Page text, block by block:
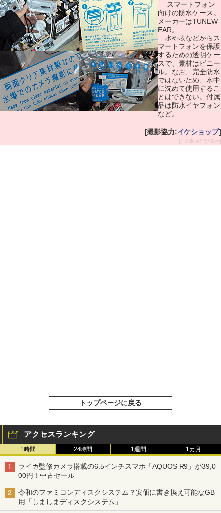
スマートフォン
向けの防水ケース。
メーカーはTUNEW
EAR。
水や埃などからス
マートフォンを保護
するための透明ケー
スで、素材はビニー
ル。なお、完全防水
ではないため、水中
に沈めて使用するこ
とはできない。付属
品は防水イヤフォン
など。
[撮影協力:イケショップ]
[この製品だけ表示]
トップページに戻る
アクセスランキング
1時間 24時間 1週間 1カ月
ライカ監修カメラ搭載の6.5インチスマホ「AQUOS R9」が39,0
00円！中古セール
令和のファミコンディスクシステム？安価に書き換え可能なGB
用「しましまディスクシステム」